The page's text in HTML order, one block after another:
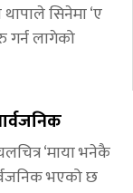
सिनेमा ‘ए
गर्न लागेको
‘माया भनेकै
भएको छ